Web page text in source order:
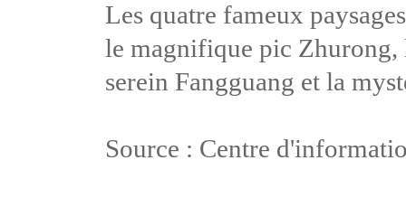
Les quatre fameux
le magnifique pic
serein Fangguang et la
Source : Centre